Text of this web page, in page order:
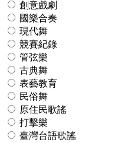
創意戲劇
國樂合奏
現代舞
競賽紀錄
管弦樂
古典舞
表藝教育
民俗舞
原住民歌謠
打擊樂
臺灣台語歌謠